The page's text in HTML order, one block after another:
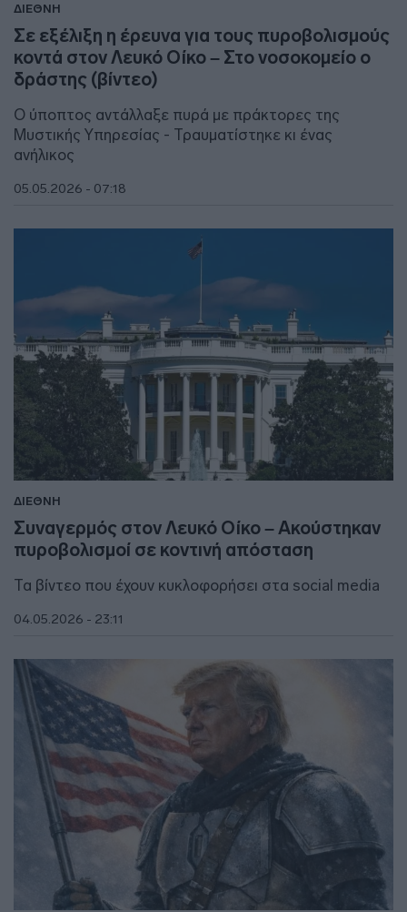
ΔΙΕΘΝΗ
Σε εξέλιξη η έρευνα για τους πυροβολισμούς
κοντά στον Λευκό Οίκο – Στο νοσοκομείο ο
δράστης (βίντεο)
Ο ύποπτος αντάλλαξε πυρά με πράκτορες της
Μυστικής Υπηρεσίας - Τραυματίστηκε κι ένας
ανήλικος
05.05.2026 - 07:18
ΔΙΕΘΝΗ
Συναγερμός στον Λευκό Οίκο – Ακούστηκαν
πυροβολισμοί σε κοντινή απόσταση
Τα βίντεο που έχουν κυκλοφορήσει στα social media
04.05.2026 - 23:11